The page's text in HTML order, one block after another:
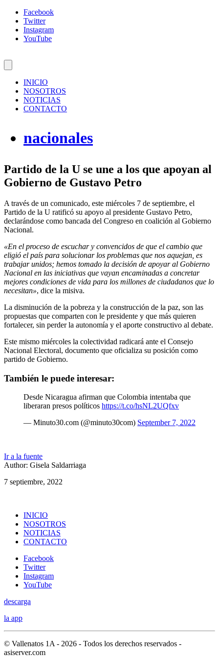
Facebook
Twitter
Instagram
YouTube
INICIO
NOSOTROS
NOTICIAS
CONTACTO
nacionales
Partido de la U se une a los que apoyan al
Gobierno de Gustavo Petro
A través de un comunicado, este miércoles 7 de septiembre, el
Partido de la U ratificó su apoyo al presidente Gustavo Petro,
declarándose como bancada del Congreso en coalición al Gobierno
Nacional.
«En el proceso de escuchar y convencidos de que el cambio que
eligió el país para solucionar los problemas que nos aquejan, es
trabajar unidos; hemos tomado la decisión de apoyar al Gobierno
Nacional en las iniciativas que vayan encaminadas a concretar
mejores condiciones de vida para los millones de ciudadanos que lo
necesitan», dice la misiva.
La disminución de la pobreza y la construcción de la paz, son las
propuestas que comparten con le presidente y que más quieren
fortalecer, sin perder la autonomía y el aporte constructivo al debate.
Este mismo miércoles la colectividad radicará ante el Consejo
Nacional Electoral, documento que oficializa su posición como
partido de Gobierno.
También le puede interesar:
Desde Nicaragua afirman que Colombia intentaba que
liberaran presos políticos https://t.co/hsNL2UQfxv
— Minuto30.com (@minuto30com) September 7, 2022
Ir a la fuente
Author: Gisela Saldarriaga
7 septiembre, 2022
INICIO
NOSOTROS
NOTICIAS
CONTACTO
Facebook
Twitter
Instagram
YouTube
descarga
la app
© Vallenatos 1A - 2026 - Todos los derechos reservados -
asiserver.com